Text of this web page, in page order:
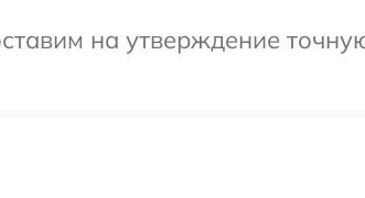
на утверждение